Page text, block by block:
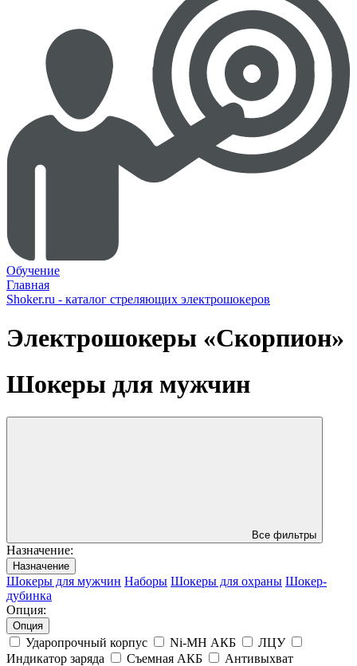
Обучение
Главная
Shoker.ru - каталог стреляющих электрошокеров
Электрошокеры «Скорпион»
Шокеры для мужчин
Все фильтры
Назначениe:
Назначениe
Шокеры для мужчин Наборы Шокеры для охраны Шокер-
дубинка
Опция:
Опция
Ударопрочный корпус Ni-MH АКБ
ЛЦУ
Индикатор заряда
Съемная АКБ Антивыхват